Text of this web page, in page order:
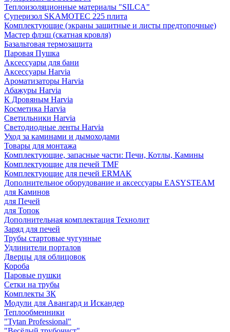
Теплоизоляционные материалы "SILCA"
Суперизол SKAMOTEC 225 плита
Комплектующие (экраны защитные и листы предтопочные)
Мастер флэш (скатная кровля)
Базальтовая термозащита
Паровая Пушка
Аксессуары для бани
Аксессуары Harvia
Ароматизаторы Harvia
Абажуры Harvia
К Дровяным Harvia
Косметика Harvia
Светильники Harvia
Светодиодные ленты Harvia
Уход за каминами и дымоходами
Товары для монтажа
Комплектующие, запасные части: Печи, Котлы, Камины
Комплектующие для печей TMF
Комплектующие для печей ERMAK
Дополнительное оборудование и аксессуары EASYSTEAM
для Каминов
для Печей
для Топок
Дополнительная комплектация Технолит
Заряд для печей
Трубы стартовые чугунные
Удлинители порталов
Дверцы для облицовок
Короба
Паровые пушки
Сетки на трубы
Комплекты ЗК
Модули для Авангард и Искандер
Теплообменники
"Tytan Professional"